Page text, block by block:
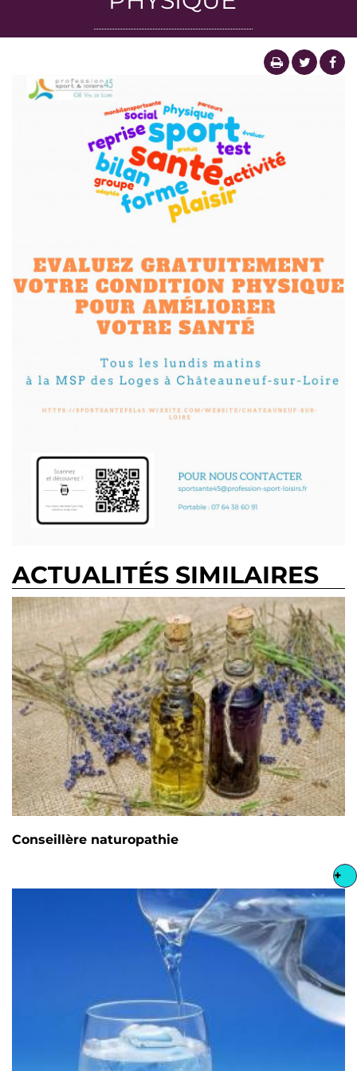
ACTUALITÉS SIMILAIRES
Conseillère naturopathie
+